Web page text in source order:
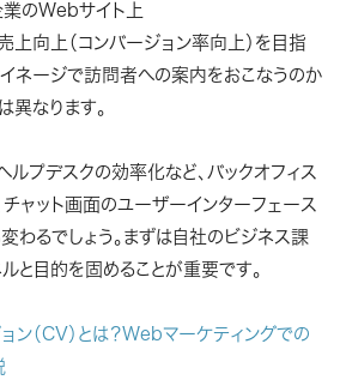
業のWebサイト上
向上（コンバージョン率向上）を目指
ネージで訪問者への案内をおこなうのか
異なります。
ルプデスクの効率化など、バックオフィス
ャット画面のユーザーインターフェース
わるでしょう。まずは自社のビジネス課
と目的を固めることが重要です。
ン（CV）とは？Webマーケティングでの